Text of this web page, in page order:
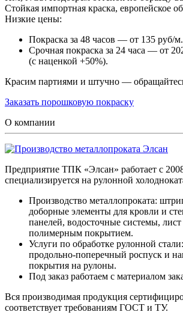
Стойкая импортная краска, европейское
Низкие цены:
Покраска за 48 часов — от 135 руб/м.
Срочная покраска за 24 часа — от
(с наценкой +50%).
Красим партиями и штучно —
Заказать порошковую покраску
О компании
Предприятие ТПК «Элсан» работает с
специализируется на рулонной
Производство металлопроката:
доборные элементы для кровли и
панелей, водосточные системы,
полимерным покрытием.
Услуги по обработке рулонной
продольно-поперечный роспуск и
покрытия на рулоны.
Под заказ работаем с материалом
Вся производимая продукция
соответствует требованиям ГОСТ и ТУ.